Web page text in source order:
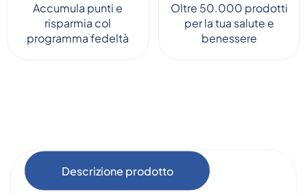
Accumula punti e
risparmia col
programma fedeltà
Oltre 50.000 prodotti
per la tua salute e
benessere
Descrizione prodotto